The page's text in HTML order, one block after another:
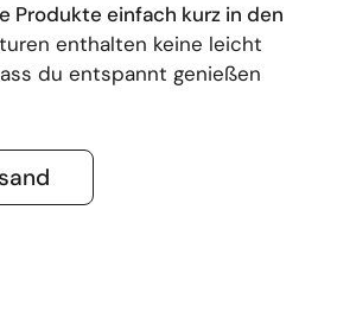
Produkte einfach kurz in den
enthalten keine leicht
du entspannt genießen